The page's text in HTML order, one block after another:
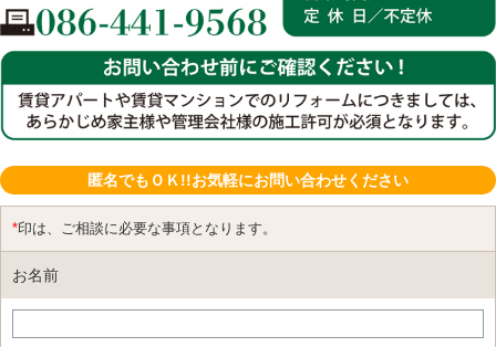
匿名でもＯＫ!!お気軽にお問い合わせください
*印は、ご相談に必要な事項となります。
お名前